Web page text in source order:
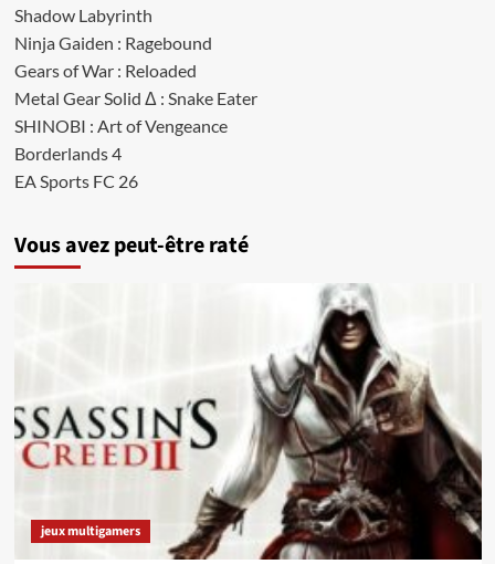
Shadow Labyrinth
Ninja Gaiden : Ragebound
Gears of War : Reloaded
Metal Gear Solid Δ : Snake Eater
SHINOBI : Art of Vengeance
Borderlands 4
EA Sports FC 26
Vous avez peut-être raté
jeux multigamers